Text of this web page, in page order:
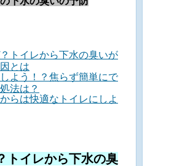
トイレから下水の臭いが
とは
よう！？焦らず簡単にで
法は？
らは快適なトイレにしよ
トイレから下水の臭